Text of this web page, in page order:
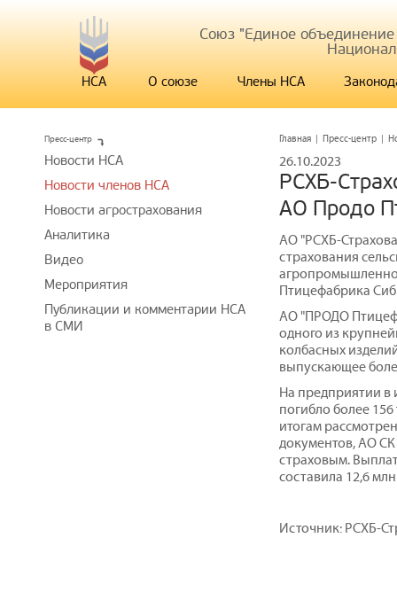
Союз "Единое
НСА О союзе Члены НСА
Главная | Пресс-центр |
26.10.2023
РСХБ-
АО Продо
АО "РСХБ-
страхования
Птицефабрика
АО "ПРОДО
одного из
колбасных
выпускающее
На предприятии в
погибло более
итогам
документов, АО
страховым.
составила 12,6
Источник: РСХБ-
Пресс-центр
Новости НСА
Новости членов НСА
Новости агрострахования
Аналитика
Видео
Мероприятия
Публикации и комментарии НСА
в СМИ